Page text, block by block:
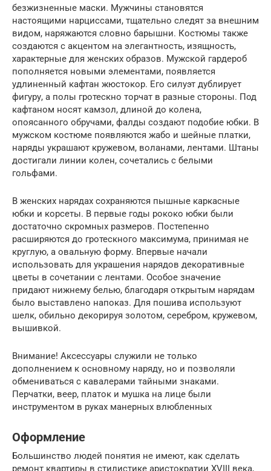
безжизненные маски. Мужчины становятся
настоящими нарциссами, тщательно следят за внешним
видом, наряжаются словно барышни. Костюмы также
создаются с акцентом на элегантность, изящность,
характерные для женских образов. Мужской гардероб
пополняется новыми элементами, появляется
удлиненный кафтан жюстокор. Его силуэт дублирует
фигуру, а полы гротескно торчат в разные стороны. Под
кафтаном носят камзол, длиной до колена,
опоясанного обручами, фалды создают подобие юбки. В
мужском костюме появляются жабо и шейные платки,
наряды украшают кружевом, воланами, лентами. Штаны
достигали линии колен, сочетались с белыми
гольфами.
В женских нарядах сохраняются пышные каркасные
юбки и корсеты. В первые годы рококо юбки были
достаточно скромных размеров. Постепенно
расширяются до гротескного максимума, принимая не
круглую, а овальную форму. Впервые начали
использовать для украшения нарядов декоративные
цветы в сочетании с лентами. Особое значение
придают нижнему белью, благодаря открытым нарядам
было выставлено напоказ. Для пошива используют
шелк, обильно декорируя золотом, серебром, кружевом,
вышивкой.
Внимание! Аксессуары служили не только
дополнением к основному наряду, но и позволяли
обмениваться с кавалерами тайными знаками.
Перчатки, веер, платок и мушка на лице были
инструментом в руках манерных влюбленных
Оформление
Большинство людей понятия не имеют, как сделать
ремонт квартиры в стилистике аристократии XVIII века,